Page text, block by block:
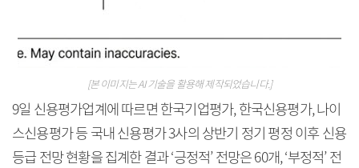
[본 이미지는 AI 기술을 활용해 제작되었습니다.]
9일 신용평가업계에 따르면 한국기업평가, 한국신용평가, 나이
스신용평가 등 국내 신용평가 3사의 상반기 정기 평정 이후 신용
등급 전망 현황을 집계한 결과 ‘긍정적’ 전망은 60개, ‘부정적’ 전